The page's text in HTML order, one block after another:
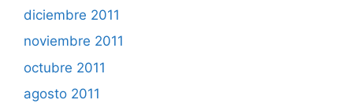
diciembre 2011
noviembre 2011
octubre 2011
agosto 2011